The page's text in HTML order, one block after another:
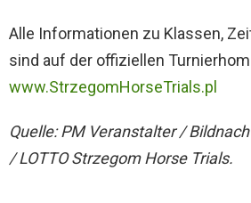
Alle Informationen zu Klassen,
sind auf der offiziellen
www.StrzegomHorseTrials.pl
Quelle: PM Veranstalter /
/ LOTTO Strzegom Horse Trials.